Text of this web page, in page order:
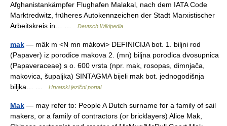
Afghanistankämpfer Flughafen Malakal, nach dem IATA Code
Marktredwitz, früheres Autokennzeichen der Stadt Marxistischer
Arbeitskreis in… …
Deutsch Wikipedia
mak — mȁk m <N mn màkovi> DEFINICIJA bot. 1. biljni rod
(Papaver) iz porodice makova 2. (mn) biljna porodica dvosupnica
(Papaveraceae) s o. 600 vrsta (npr. mak, rosopas, dimnjača,
makovica, šupaljka) SINTAGMA bijeli mak bot. jednogodišnja
biljka… …
Hrvatski jezični portal
Mak — may refer to: People A Dutch surname for a family of sail
makers, or a family of contractors (or bricklayers) Alice Mak,